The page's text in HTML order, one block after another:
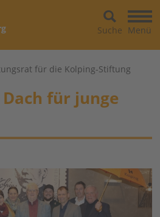
Menü
Suche
für die Kolping-Stiftung
für junge